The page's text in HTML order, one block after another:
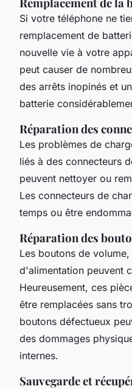
Si votre téléphone ne
remplacement de
nouvelle vie à votre
peut causer de
des arrêts inopinés et
batterie
Réparation des
Les problèmes de
liés à des connecteurs
peuvent nettoyer ou
Les connecteurs de
temps ou être
Réparation des
Les boutons de
d'alimentation peuvent
Heureusement, ces
être remplacées sans
boutons défectueux
des dommages
internes.
Sauvegarde et